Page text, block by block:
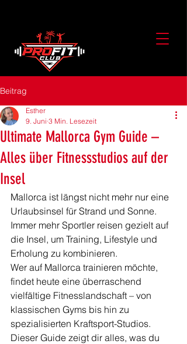
Beitrag
Ultimate Mallorca Gym Guide –
Alles über Fitnessstudios auf der
Insel
Esther
9. Juni 3 Min. Lesezeit
Mallorca ist längst nicht mehr nur eine
Urlaubsinsel für Strand und Sonne.
Immer mehr Sportler reisen gezielt auf
die Insel, um Training, Lifestyle und
Erholung zu kombinieren.
Wer auf Mallorca trainieren möchte,
findet heute eine überraschend
vielfältige Fitnesslandschaft – von
klassischen Gyms bis hin zu
spezialisierten Kraftsport-Studios.
Dieser Guide zeigt dir alles, was du